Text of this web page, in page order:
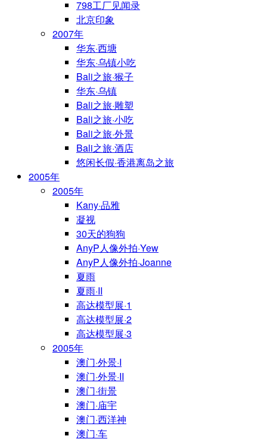
798工厂见闻录
北京印象
2007年
华东·西塘
华东·乌镇小吃
Bali之旅·猴子
华东·乌镇
Bali之旅·雕塑
Bali之旅·小吃
Bali之旅·外景
Bali之旅·酒店
悠闲长假·香港离岛之旅
2005年
2005年
Kany·品雅
凝视
30天的狗狗
AnyP人像外拍·Yew
AnyP人像外拍·Joanne
夏雨
夏雨·II
高达模型展·1
高达模型展·2
高达模型展·3
2005年
澳门·外景·I
澳门·外景·II
澳门·街景
澳门·庙宇
澳门·西洋神
澳门·车